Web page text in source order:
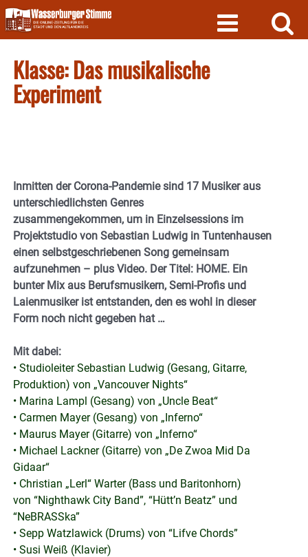
Skip
to
content
Klasse: Das musikalische
Experiment
Inmitten der Corona-Pandemie sind 17 Musiker aus
unterschiedlichsten Genres
zusammengekommen, um in Einzelsessions im
Projektstudio von Sebastian Ludwig in Tuntenhausen
einen selbstgeschriebenen Song gemeinsam
aufzunehmen – plus Video. Der Titel: HOME. Ein
bunter Mix aus Berufsmusikern, Semi-Profis und
Laienmusiker ist entstanden, den es wohl in dieser
Form noch nicht gegeben hat …
Mit dabei:
• Studioleiter Sebastian Ludwig (Gesang, Gitarre,
Produktion) von „Vancouver Nights“
• Marina Lampl (Gesang) von „Uncle Beat“
• Carmen Mayer (Gesang) von „Inferno“
• Maurus Mayer (Gitarre) von „Inferno“
• Michael Lackner (Gitarre) von „De Zwoa Mid Da
Gidaar“
• Christian „Lerl“ Warter (Bass und Baritonhorn)
von “Nighthawk City Band”, “Hütt’n Beatz” und
“NeBRASSka”
• Sepp Watzlawick (Drums) von “Lifve Chords”
• Susi Weiß (Klavier)